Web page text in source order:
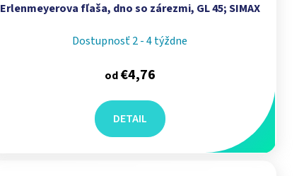
Erlenmeyerova fľaša, dno so zárezmi, GL 45; SIMAX
Dostupnosť 2 - 4 týždne
od€4,76
DETAIL